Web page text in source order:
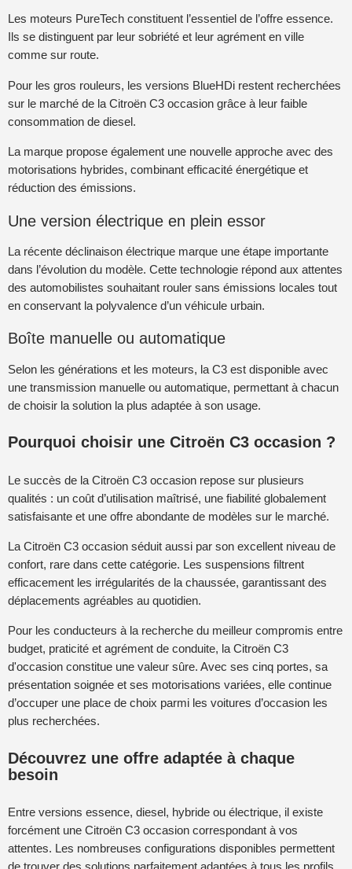
Les moteurs PureTech constituent l’essentiel de l’offre essence.
Ils se distinguent par leur sobriété et leur agrément en ville
comme sur route.
Pour les gros rouleurs, les versions BlueHDi restent recherchées
sur le marché de la Citroën C3 occasion grâce à leur faible
consommation de diesel.
La marque propose également une nouvelle approche avec des
motorisations hybrides, combinant efficacité énergétique et
réduction des émissions.
Une version électrique en plein essor
La récente déclinaison électrique marque une étape importante
dans l’évolution du modèle. Cette technologie répond aux attentes
des automobilistes souhaitant rouler sans émissions locales tout
en conservant la polyvalence d’un véhicule urbain.
Boîte manuelle ou automatique
Selon les générations et les moteurs, la C3 est disponible avec
une transmission manuelle ou automatique, permettant à chacun
de choisir la solution la plus adaptée à son usage.
Pourquoi choisir une Citroën C3 occasion ?
Le succès de la Citroën C3 occasion repose sur plusieurs
qualités : un coût d’utilisation maîtrisé, une fiabilité globalement
satisfaisante et une offre abondante de modèles sur le marché.
La Citroën C3 occasion séduit aussi par son excellent niveau de
confort, rare dans cette catégorie. Les suspensions filtrent
efficacement les irrégularités de la chaussée, garantissant des
déplacements agréables au quotidien.
Pour les conducteurs à la recherche du meilleur compromis entre
budget, praticité et agrément de conduite, la Citroën C3
d'occasion constitue une valeur sûre. Avec ses cinq portes, sa
présentation soignée et ses motorisations variées, elle continue
d’occuper une place de choix parmi les voitures d’occasion les
plus recherchées.
Découvrez une offre adaptée à chaque
besoin
Entre versions essence, diesel, hybride ou électrique, il existe
forcément une Citroën C3 occasion correspondant à vos
attentes. Les nombreuses configurations disponibles permettent